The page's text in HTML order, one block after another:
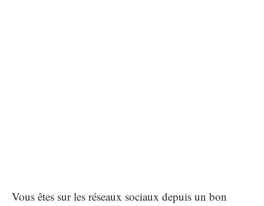
Vous êtes sur les réseaux sociaux depuis un bon